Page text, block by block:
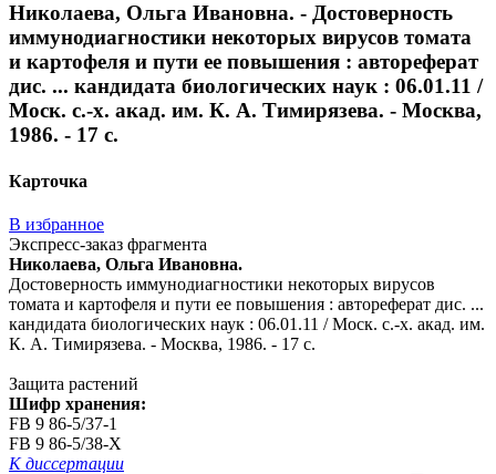
Николаева, Ольга Ивановна. - Достоверность
иммунодиагностики некоторых вирусов томата
и картофеля и пути ее повышения : автореферат
дис. ... кандидата биологических наук : 06.01.11 /
Моск. с.-х. акад. им. К. А. Тимирязева. - Москва,
1986. - 17 с.
Карточка
В избранное
Экспресс-заказ фрагмента
Николаева, Ольга Ивановна.
Достоверность иммунодиагностики некоторых вирусов
томата и картофеля и пути ее повышения : автореферат дис. ...
кандидата биологических наук : 06.01.11 / Моск. с.-х. акад. им.
К. А. Тимирязева. - Москва, 1986. - 17 с.
Защита растений
Шифр хранения:
FB 9 86-5/37-1
FB 9 86-5/38-Х
К диссертации